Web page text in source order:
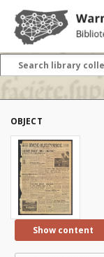
OBJECT
Show content